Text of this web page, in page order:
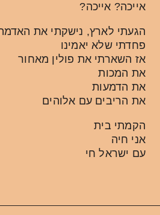
אייכה? אייכה?
הגעתי לארץ, נישקתי את
פחדתי שלא יאמינו
אז השארתי את פולין מאחור
את המכות
את הדמעות
את הריבים עם אלוהים
הקמתי בית
אני חיה
עם ישראל חי